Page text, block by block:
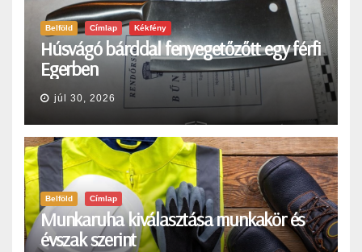
Belföld Címlap Kékfény
Húsvágó bárddal fenyegetőzőtt egy férfi
Egerben
júl 30, 2026
Belföld Címlap
Munkaruha kiválasztása munkakör és
évszak szerint